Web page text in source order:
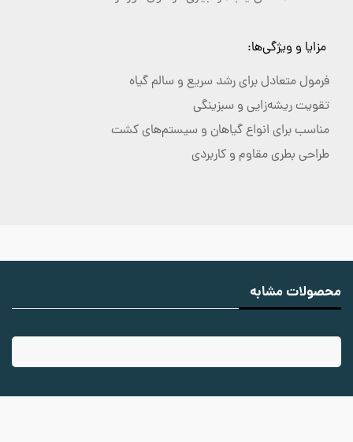
مزایا و ویژگی‌ها:
فرمول متعادل برای رشد سریع و سالم گیاه
تقویت ریشه‌زایی و سبزینگی
مناسب برای انواع گیاهان و سیستم‌های کشت
طراحی بطری مقاوم و کاربردی
محصولات مشابه